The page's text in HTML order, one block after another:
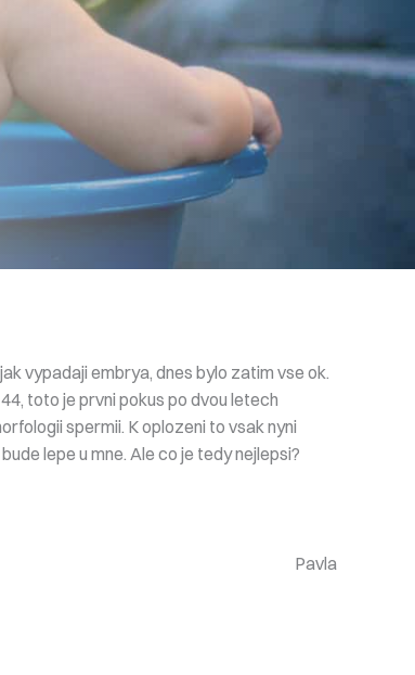
vypadaji embrya, dnes bylo zatim vse ok.
toto je prvni pokus po dvou letech
spermii. K oplozeni to vsak nyni
lepe u mne. Ale co je tedy nejlepsi?
Pavla